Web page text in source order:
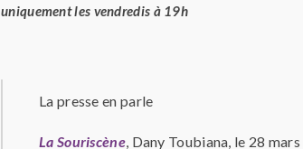
uniquement les vendredis à 19h
La presse en parle
La Souriscène, Dany Toubiana, le 28